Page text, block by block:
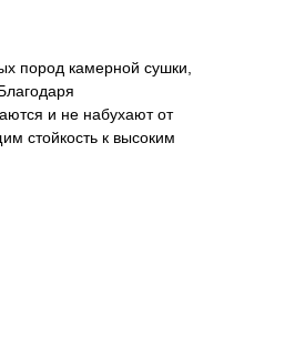
пород камерной сушки,
и не набухают от
стойкость к высоким